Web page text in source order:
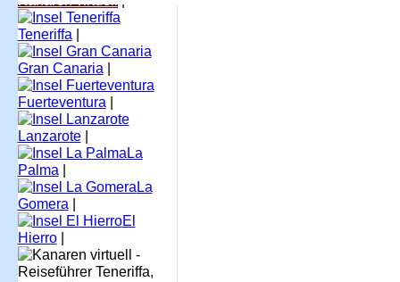
Teneriffa |
Gran Canaria |
Fuerteventura |
Lanzarote |
La
Palma |
La
Gomera |
El
Hierro |